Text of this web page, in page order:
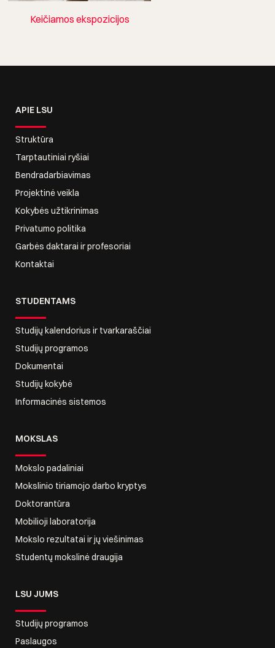
Keičiamos ekspozicijos
APIE LSU
Struktūra
Tarptautiniai ryšiai
Bendradarbiavimas
Projektinė veikla
Kokybės užtikrinimas
Privatumo politika
Garbės daktarai ir profesoriai
Kontaktai
STUDENTAMS
Studijų kalendorius ir tvarkaraščiai
Studijų programos
Dokumentai
Studijų kokybė
Informacinės sistemos
MOKSLAS
Mokslo padaliniai
Mokslinio tiriamojo darbo kryptys
Doktorantūra
Mobilioji laboratorija
Mokslo rezultatai ir jų viešinimas
Studentų mokslinė draugija
LSU JUMS
Studijų programos
Paslaugos